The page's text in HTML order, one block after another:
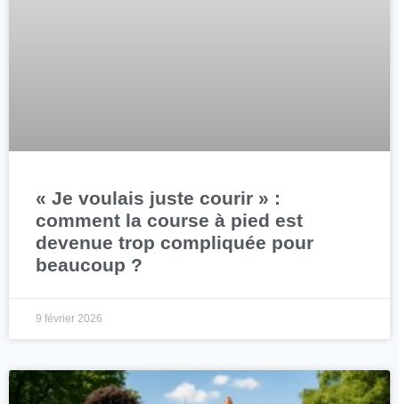
« Je voulais juste courir » :
comment la course à pied est
devenue trop compliquée pour
beaucoup ?
9 février 2026